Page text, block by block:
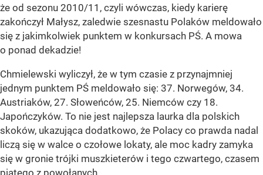
że od sezonu 2010/11, czyli wówczas, kiedy karierę
zakończył Małysz, zaledwie szesnastu Polaków meldowało
się z jakimkolwiek punktem w konkursach PŚ. A mowa
o ponad dekadzie!
Chmielewski wyliczył, że w tym czasie z przynajmniej
jednym punktem PŚ meldowało się: 37. Norwegów, 34.
Austriaków, 27. Słoweńców, 25. Niemców czy 18.
Japończyków. To nie jest najlepsza laurka dla polskich
skoków, ukazująca dodatkowo, że Polacy co prawda nadal
liczą się w walce o czołowe lokaty, ale moc kadry zamyka
się w gronie trójki muszkieterów i tego czwartego, czasem
piątego z powołanych.